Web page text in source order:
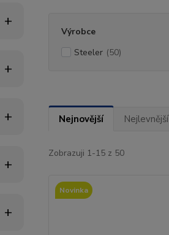
Výrobce
Steeler (50)
Nejnovější Nejlevnější
Zobrazuji 1-15 z 50
Novinka